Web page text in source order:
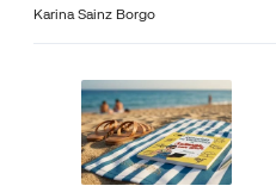
Karina Sainz Borgo